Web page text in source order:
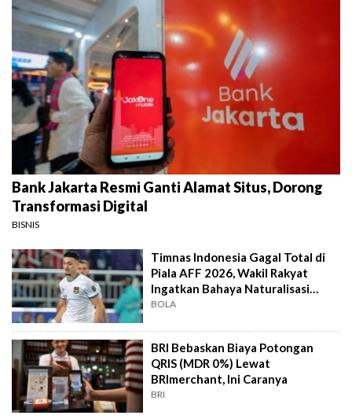
Bank Jakarta Resmi Ganti Alamat Situs, Dorong
Transformasi Digital
BISNIS
Timnas Indonesia Gagal Total di
Piala AFF 2026, Wakil Rakyat
Ingatkan Bahaya Naturalisasi
Instan
BOLA
BRI Bebaskan Biaya Potongan
QRIS (MDR 0%) Lewat
BRImerchant, Ini Caranya
BRI